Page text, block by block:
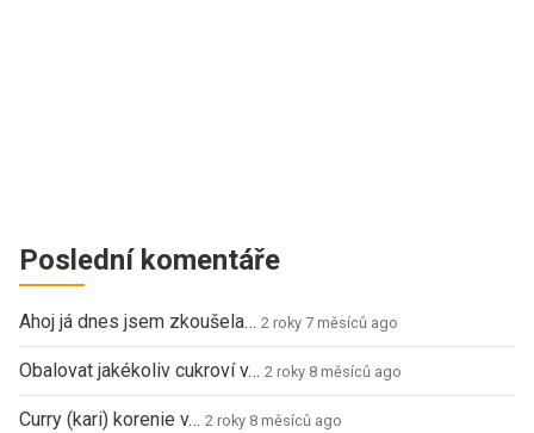
Poslední komentáře
Ahoj já dnes jsem zkoušela… 2 roky 7 měsíců ago
Obalovat jakékoliv cukroví v… 2 roky 8 měsíců ago
Curry (kari) korenie v… 2 roky 8 měsíců ago